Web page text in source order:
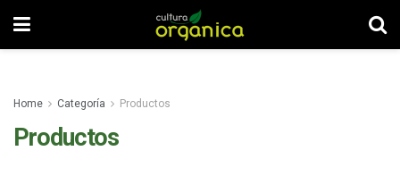
Home Categoría Productos
Productos